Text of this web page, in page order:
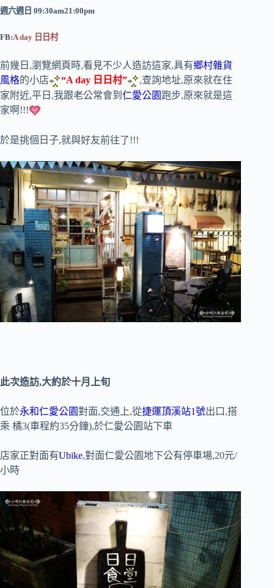
週六週日 09:30am21:00pm
FB:A day 日日村
前幾日,瀏覽網頁時,看見不少人造訪這家,具有鄉村雜貨
風格的小店 “A day 日日村”
,查詢地址,原來就在住
家附近,平日,我跟老公常會到 仁愛公園 跑步,原來就是這
家啊!!!
於是挑個日子,就與好友前往了!!!
此次造訪,大約於十月上旬
位於永和仁愛公園對面,交通上,從捷運頂溪站1號出口,搭
乘 橘3(車程約35分鐘),於仁愛公園站下車
店家正對面有Ubike,對面仁愛公園地下公有停車場,20元/
小時